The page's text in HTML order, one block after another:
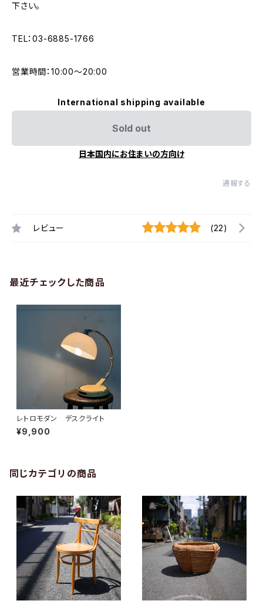
下さい。
TEL：03-6885-1766
営業時間：10:00〜20:00
International shipping available
Sold out
日本国内にお住まいの方向け
通報する
レビュー (22)
最近チェックした商品
レトロモダン デスクライト
¥9,900
同じカテゴリの商品